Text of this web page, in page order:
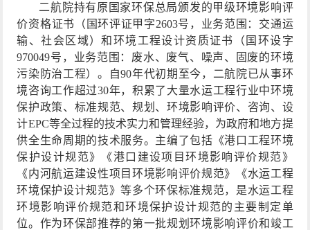
二航院持有原 国家环保总局颁发的甲级环境影响评
价资格证书（国环评证甲字2603号，业务范围：交通运
输、社会区域）和环境工程设计资质证书（国环设字
970049号，业务范围：废水、废气、噪声、固废的环境
污染防治工程）。自90年代初期至今，二航院已从事环
境咨询工作超过30年，积累了大量水运工程行业中环境
保护政策、标准规范、规划、环境影响评价、咨询、设
计EPC等全过程的技术实力和管理经验，为政府和地方提
供全生命周期的技术服务。主编了包括《港口工程环境
保护设计规范》《港口建设项目环境影响评价规范》
《内河航运建设性项目环境影响评价规范》《水运工程
环境保护设计规范》等多个环保标准规范，是水运工程
环境影响评价规范和环境保护设计规范的主要制定单
位。作为环保部推荐的第一批规划环境影响评价和竣工